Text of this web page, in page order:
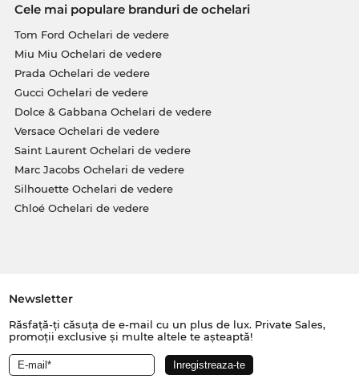
Cele mai populare branduri de ochelari
Tom Ford Ochelari de vedere
Miu Miu Ochelari de vedere
Prada Ochelari de vedere
Gucci Ochelari de vedere
Dolce & Gabbana Ochelari de vedere
Versace Ochelari de vedere
Saint Laurent Ochelari de vedere
Marc Jacobs Ochelari de vedere
Silhouette Ochelari de vedere
Chloé Ochelari de vedere
Newsletter
Răsfață-ți căsuța de e-mail cu un plus de lux. Private Sales,
promoții exclusive și multe altele te așteaptă!